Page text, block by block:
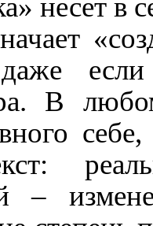
несет в
В
–